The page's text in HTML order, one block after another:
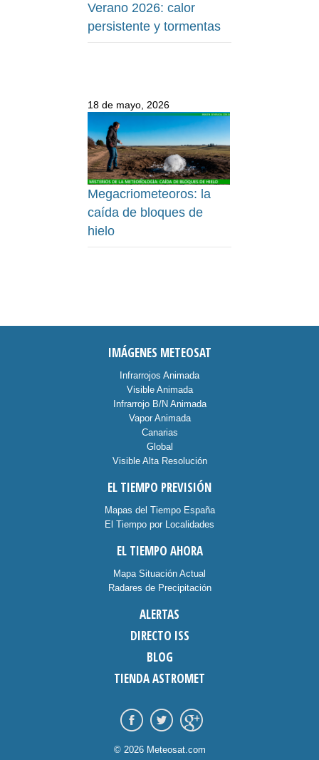
Verano 2026: calor
persistente y tormentas
18 de mayo, 2026
Megacriometeoros: la
caída de bloques de
hielo
IMÁGENES METEOSAT
Infrarrojos Animada
Visible Animada
Infrarrojo B/N Animada
Vapor Animada
Canarias
Global
Visible Alta Resolución
EL TIEMPO PREVISIÓN
Mapas del Tiempo España
El Tiempo por Localidades
EL TIEMPO AHORA
Mapa Situación Actual
Radares de Precipitación
ALERTAS
DIRECTO ISS
BLOG
TIENDA ASTROMET
© 2026 Meteosat.com